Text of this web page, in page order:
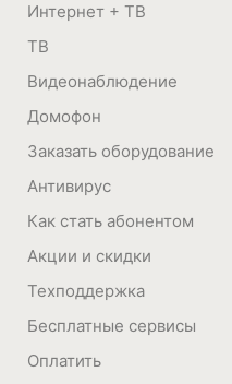
Интернет + ТВ
ТВ
Видеонаблюдение
Домофон
Заказать оборудование
Антивирус
Как стать абонентом
Акции и скидки
Техподдержка
Бесплатные сервисы
Оплатить